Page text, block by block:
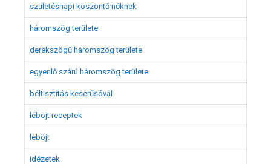
születésnapi köszöntő nőknek
háromszög területe
derékszögű háromszög területe
egyenlő szárú háromszög területe
béltisztítás keserűsóval
léböjt receptek
léböjt
idézetek